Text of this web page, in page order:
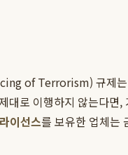
of Terrorism) 규제는
로 이행하지 않는다
이선스를 보유한 업체는